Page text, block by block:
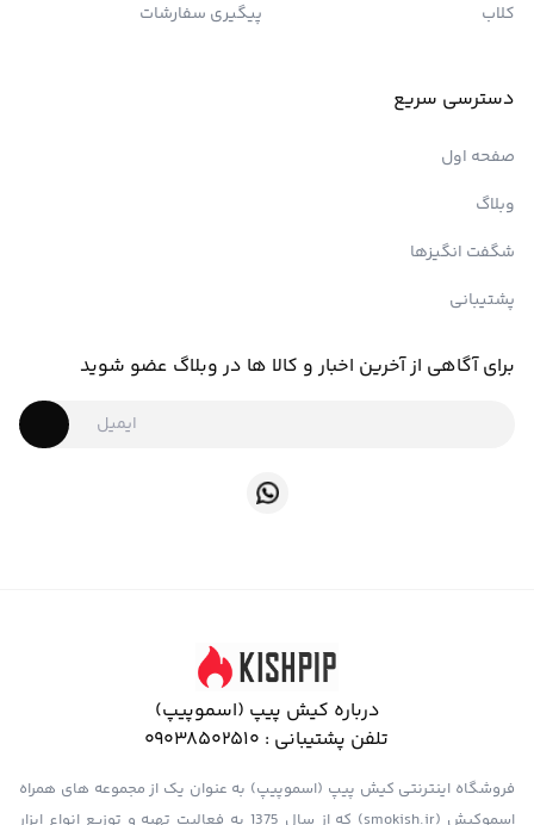
کلاب
پیگیری سفارشات
دسترسی سریع
صفحه اول
وبلاگ
شگفت انگیزها
پشتیبانی
برای آگاهی از آخرین اخبار و کالا ها در وبلاگ عضو شوید
درباره کیش پیپ (اسموپیپ)
تلفن پشتیبانی : 09038502510
فروشگاه اینترنتی کیش پیپ (اسموپیپ) به عنوان یک از مجموعه های همراه
اسموکیش (smokish.ir) که از سال 1375 به فعالیت تهیه و توزیع انواع ابزار